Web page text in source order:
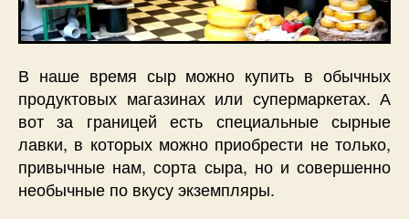
В наше время сыр можно купить в обычных
продуктовых магазинах или супермаркетах. А
вот за границей есть специальные сырные
лавки, в которых можно приобрести не только,
привычные нам, сорта сыра, но и совершенно
необычные по вкусу экземпляры.